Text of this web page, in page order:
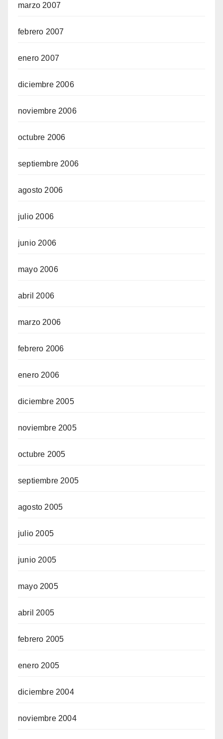
marzo 2007
febrero 2007
enero 2007
diciembre 2006
noviembre 2006
octubre 2006
septiembre 2006
agosto 2006
julio 2006
junio 2006
mayo 2006
abril 2006
marzo 2006
febrero 2006
enero 2006
diciembre 2005
noviembre 2005
octubre 2005
septiembre 2005
agosto 2005
julio 2005
junio 2005
mayo 2005
abril 2005
febrero 2005
enero 2005
diciembre 2004
noviembre 2004